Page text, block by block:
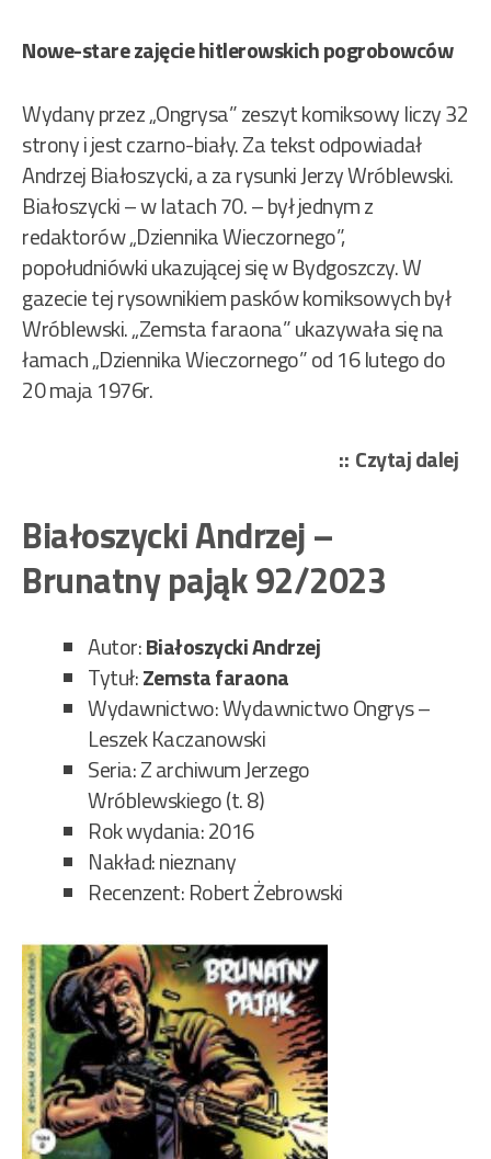
Nowe-stare zajęcie hitlerowskich pogrobowców
Wydany przez „Ongrysa” zeszyt komiksowy liczy 32
strony i jest czarno-biały. Za tekst odpowiadał
Andrzej Białoszycki, a za rysunki Jerzy Wróblewski.
Białoszycki – w latach 70. – był jednym z
redaktorów „Dziennika Wieczornego”,
popołudniówki ukazującej się w Bydgoszczy. W
gazecie tej rysownikiem pasków komiksowych był
Wróblewski. „Zemsta faraona” ukazywała się na
łamach „Dziennika Wieczornego” od 16 lutego do
20 maja 1976r.
Czytaj dalej
Białoszycki Andrzej –
Brunatny pająk 92/2023
Autor:Białoszycki Andrzej
Tytuł:Zemsta faraona
Wydawnictwo: Wydawnictwo Ongrys –
Leszek Kaczanowski
Seria: Z archiwum Jerzego
Wróblewskiego (t. 8)
Rok wydania: 2016
Nakład: nieznany
Recenzent: Robert Żebrowski